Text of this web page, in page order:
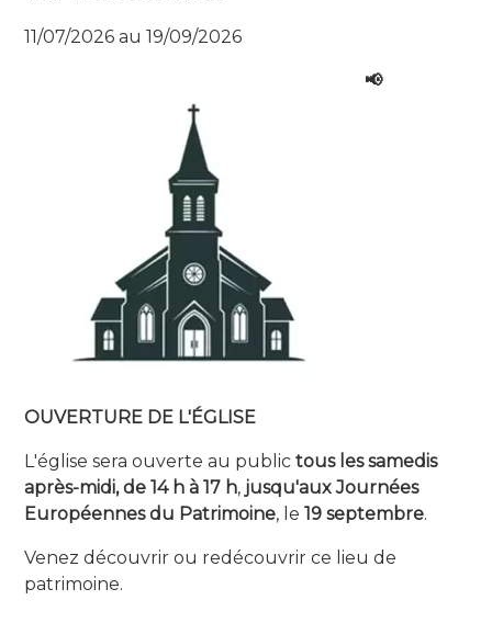
11/07/2026 au 19/09/2026
📢
OUVERTURE DE L'ÉGLISE
L'église sera ouverte au publictous les samedis
après-midi, de 14 h à 17 h, jusqu'aux Journées
Européennes du Patrimoine, le19 septembre.
Venez découvrir ou redécouvrir ce lieu de
patrimoine.